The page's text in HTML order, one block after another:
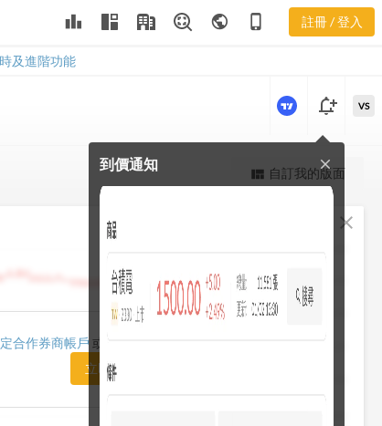
leaderboard public phone_iphone 註冊 / 登入
及進階功能
7722
更強大的進階價量圖表
notification_add
到價通知 close
VS
view_quilt 自訂我的版面
close
1420.00
合作券商帳戶 或「訂閱任一方案」即可解鎖
立即前往訂閱